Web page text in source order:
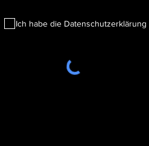
Ich habe die